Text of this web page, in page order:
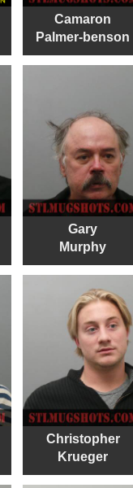
Camaron
Palmer-benson
Gary
Murphy
Christopher
Krueger